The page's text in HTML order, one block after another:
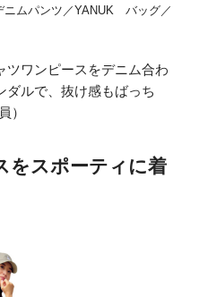
ムパンツ／YANUK バッグ／
ツワンピースをデニム合わ
ダルで、抜け感もばっち
）
をスポーティに着